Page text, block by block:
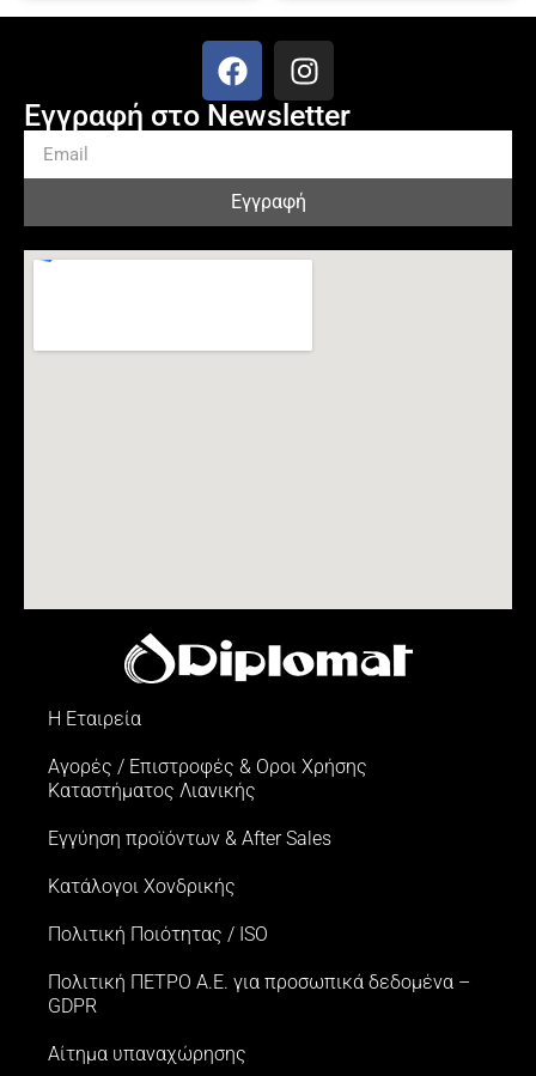
Η Εταιρεία
Αγορές / Επιστροφές & Oροι Xρήσης
Kαταστήματος Λιανικής
Εγγύηση προϊόντων & After Sales
Κατάλογοι Χονδρικής
Πολιτική Ποιότητας / ISO
Πολιτική ΠΕΤΡΟ Α.Ε. για προσωπικά δεδομένα –
GDPR
Αίτημα υπαναχώρησης
Εγγραφή στο Newsletter
Εγγραφή